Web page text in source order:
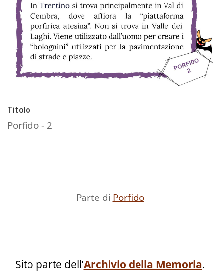
Titolo
Porfido - 2
Parte di Porfido
Sito parte dell'Archivio della Memoria.